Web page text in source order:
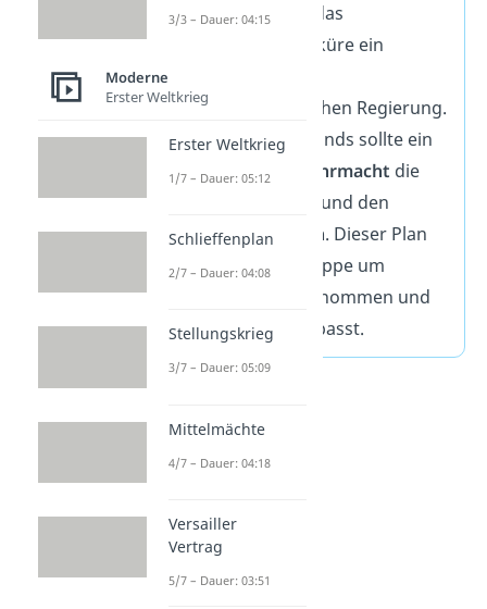
Ursprünglich war das
Unternehmen Walküre ein
Kommando der
nationalsozialistischen Regierung.
Im Fall eines Aufstands sollte ein
Ersatzheer der Wehrmacht die
Regierung sichern und den
Aufstand ersticken. Dieser Plan
wurde von der Gruppe um
Stauffenberg übernommen und
für ihre Ziele angepasst.
3/3 – Dauer: 04:15
Moderne
Erster Weltkrieg
Erster Weltkrieg
1/7 – Dauer: 05:12
Schlieffenplan
2/7 – Dauer: 04:08
Stellungskrieg
3/7 – Dauer: 05:09
Mittelmächte
4/7 – Dauer: 04:18
Versailler
Vertrag
5/7 – Dauer: 03:51